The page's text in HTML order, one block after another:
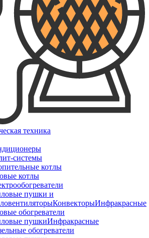
техника
системы
котлы
котлы
пушки и
КонвекторыИнфракрасные
обогреватели
пушкиИнфракрасные
обогреватели